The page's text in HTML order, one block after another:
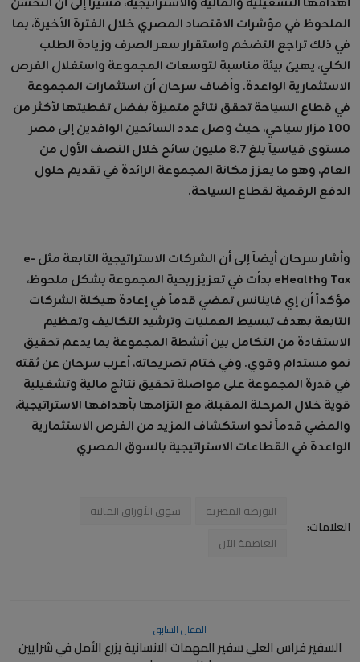
الملحوظ في مؤشرات الاقتصاد المصري خلال الفترة الأخيرة، بما
في ذلك تراجع التضخم واستقرار سعر الصرف وزيادة الطلب
الكلي، يهيئ بيئة مناسبة لتوسعات المجموعة واستغلال الفرص
الاستثمارية الواعدة. وأضاف سرحان أن استثمارات المجموعة
في قطاع السياحة تحقق نتائج متميزة بفضل تغطيتها لأكثر من
100 مزار سياحي، حيث وصل عدد السائحين الوافدين إلى مصر
مستوى قياسياً بلغ 8.7 مليون سائح خلال النصف الأول من
العام، وهو ما يعزز مكانة المجموعة الرائدة في تقديم حلول
الدفع الرقمية لقطاع السياحة.
وأشار سرحان أيضاً إلى أن الشركات الاستراتيجية التابعة مثل e-
Tax وeHealth بدأت في تعزيز ربحية المجموعة بشكل ملحوظ،
مؤكداً أن إي فاينانس تمضي قدماً في إعادة هيكلة الشركات
التابعة بهدف تبسيط العمليات وترشيد التكاليف وتعظيم
الاستفادة من التكامل بين أنشطة المجموعة بما يدعم تحقيق
نمو مستدام وقوي. وفي ختام تصريحاته، أعرب سرحان عن ثقته
في قدرة المجموعة على مواصلة تحقيق نتائج مالية وتشغيلية
قوية خلال المرحلة المقبلة، مع التزامها بأهدافها الاستراتيجية،
والمضي قدماً نحو استكشاف المزيد من الفرص الاستثمارية
الواعدة في القطاعات الاستراتيجية بالسوق المصري
العلامات:
البورصة المصرية
سوق الأوراق المالية
العاصمة الآن
المقال السابق
السفير فراس العلي سفير المهمات الانسانية يزرع الأمل في شرايين